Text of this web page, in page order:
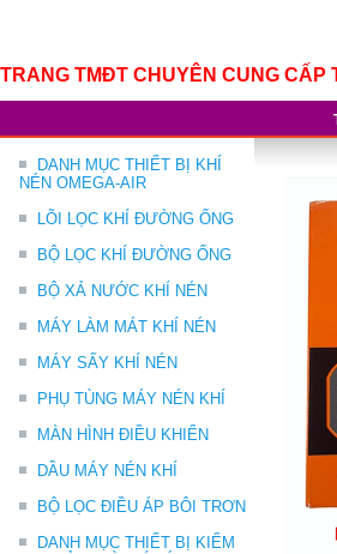
TRANG TMĐT CHUYÊN CUNG CẤP
DANH MỤC THIẾT BỊ KHÍ
NÉN OMEGA-AIR
LÕI LỌC KHÍ ĐƯỜNG ỐNG
BỘ LỌC KHÍ ĐƯỜNG ỐNG
BỘ XẢ NƯỚC KHÍ NÉN
MÁY LÀM MÁT KHÍ NÉN
MÁY SẤY KHÍ NÉN
PHỤ TÙNG MÁY NÉN KHÍ
MÀN HÌNH ĐIỀU KHIỂN
DẦU MÁY NÉN KHÍ
BỘ LỌC ĐIỀU ÁP BÔI TRƠN
DANH MỤC THIẾT BỊ KIỂM